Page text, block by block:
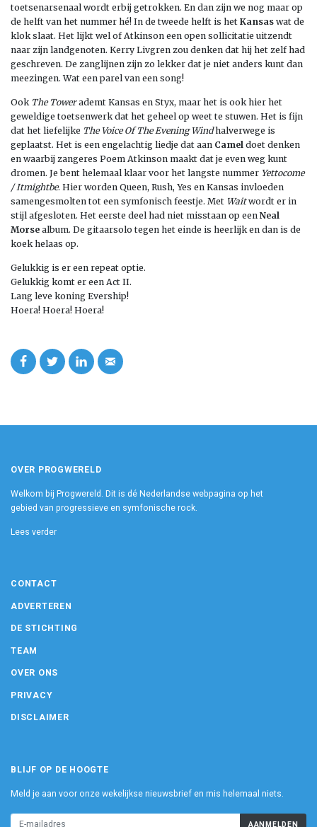
toetsenarsenaal wordt erbij getrokken. En dan zijn we nog maar op
de helft van het nummer hé! In de tweede helft is het Kansas wat de
klok slaat. Het lijkt wel of Atkinson een open sollicitatie uitzendt
naar zijn landgenoten. Kerry Livgren zou denken dat hij het zelf had
geschreven. De zanglijnen zijn zo lekker dat je niet anders kunt dan
meezingen. Wat een parel van een song!
Ook The Towerademt Kansas en Styx, maar het is ook hier het
geweldige toetsenwerk dat het geheel op weet te stuwen. Het is fijn
dat het liefelijke The Voice Of The Evening Windhalverwege is
geplaatst. Het is een engelachtig liedje dat aan Camel doet denken
en waarbij zangeres Poem Atkinson maakt dat je even weg kunt
dromen. Je bent helemaal klaar voor het langste nummer Yettocome
/ Itmightbe. Hier worden Queen, Rush, Yes en Kansas invloeden
samengesmolten tot een symfonisch feestje. Met Waitwordt er in
stijl afgesloten. Het eerste deel had niet misstaan op een Neal
Morse album. De gitaarsolo tegen het einde is heerlijk en dan is de
koek helaas op.
Gelukkig is er een repeat optie.
Gelukkig komt er een Act II.
Lang leve koning Evership!
Hoera! Hoera! Hoera!
OVER PROGWERELD
Welkom bij Progwereld. Dit is dé Nederlandse webpagina op het
gebied van progressieve en symfonische rock.
Lees verder
CONTACT
ADVERTEREN
DE STICHTING
TEAM
OVER ONS
PRIVACY
DISCLAIMER
BLIJF OP DE HOOGTE
Meld je aan voor onze wekelijkse nieuwsbrief en mis helemaal niets.
AANMELDEN